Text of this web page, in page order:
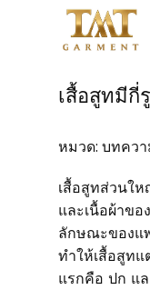
หน้าแรก
ติดต่อสอบถ
สินค้าชุดข้า
สินค้าเสื้อสูท
เสื้อสูทมีกี่
หมวด: บทคว
เสื้อสูทส่วนใ
และเนื้อผ้า
ลักษณะของแ
ทำให้เสื้อสูท
แรกคือ ปก แ